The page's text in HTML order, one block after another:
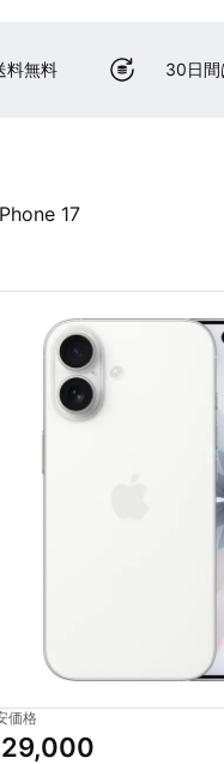
料無料 30日間
17
価格
ァービッシュ品の価格：